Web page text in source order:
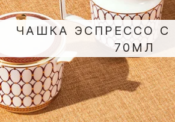
ЧАШКА ЭСПРЕССО
70МЛ